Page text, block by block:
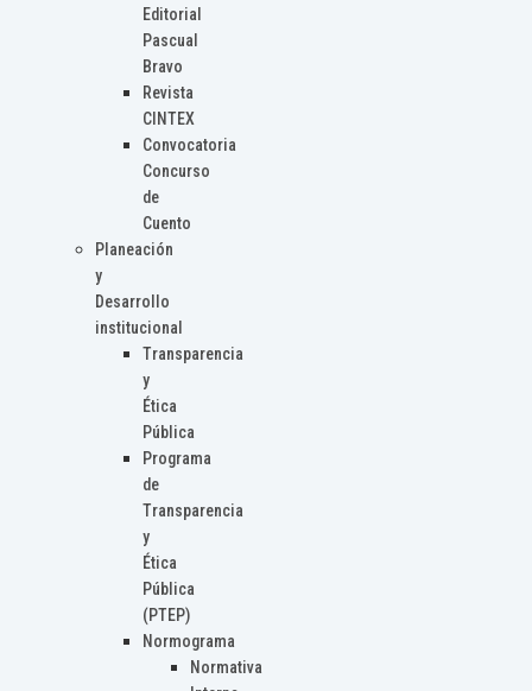
Editorial
Pascual
Bravo
Revista
CINTEX
Convocatoria
Concurso
de
Cuento
Planeación
y
Desarrollo
institucional
Transparencia
y
Ética
Pública
Programa
de
Transparencia
y
Ética
Pública
(PTEP)
Normograma
Normativa